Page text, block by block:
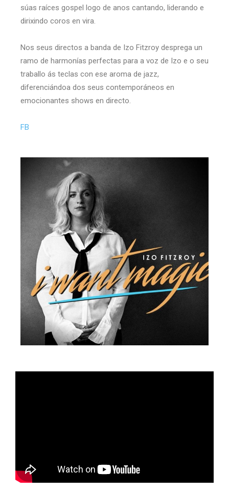
súas raíces gospel logo de anos cantando, liderando e
dirixindo coros en vira.
Nos seus directos a banda de Izo Fitzroy desprega un
ramo de harmonías perfectas para a voz de Izo e o seu
traballo ás teclas con ese aroma de jazz,
diferenciándoa dos seus contemporáneos en
emocionantes shows en directo.
FB